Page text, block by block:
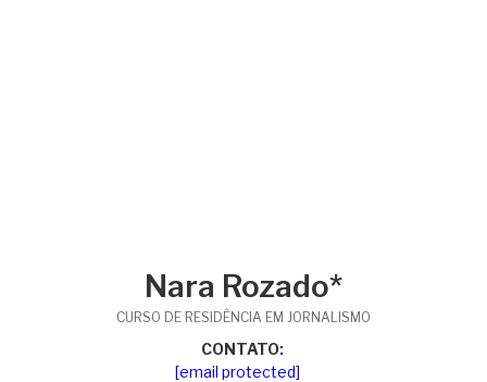
Nara Rozado*
CURSO DE RESIDÊNCIA EM JORNALISMO
CONTATO:
[email protected]